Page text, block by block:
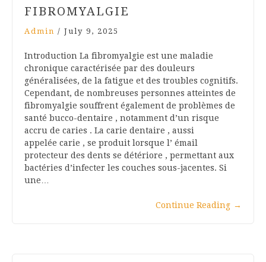
FIBROMYALGIE
Admin / July 9, 2025
Introduction La fibromyalgie est une maladie
chronique caractérisée par des douleurs
généralisées, de la fatigue et des troubles cognitifs.
Cependant, de nombreuses personnes atteintes de
fibromyalgie souffrent également de problèmes de
santé bucco-dentaire , notamment d’un risque
accru de caries . La carie dentaire , aussi
appelée carie , se produit lorsque l’ émail
protecteur des dents se détériore , permettant aux
bactéries d’infecter les couches sous-jacentes. Si
une…
Continue Reading →